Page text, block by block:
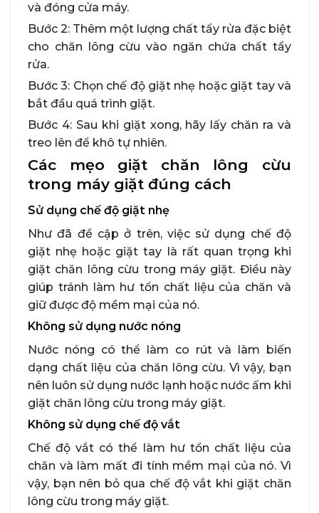
và đóng cửa máy.
Bước 2: Thêm một lượng chất tẩy rửa đặc biệt
cho chăn lông cừu vào ngăn chứa chất tẩy
rửa.
Bước 3: Chọn chế độ giặt nhẹ hoặc giặt tay và
bắt đầu quá trình giặt.
Bước 4: Sau khi giặt xong, hãy lấy chăn ra và
treo lên để khô tự nhiên.
Các mẹo giặt chăn lông cừu
trong máy giặt đúng cách
Sử dụng chế độ giặt nhẹ
Như đã đề cập ở trên, việc sử dụng chế độ
giặt nhẹ hoặc giặt tay là rất quan trọng khi
giặt chăn lông cừu trong máy giặt. Điều này
giúp tránh làm hư tổn chất liệu của chăn và
giữ được độ mềm mại của nó.
Không sử dụng nước nóng
Nước nóng có thể làm co rút và làm biến
dạng chất liệu của chăn lông cừu. Vì vậy, bạn
nên luôn sử dụng nước lạnh hoặc nước ấm khi
giặt chăn lông cừu trong máy giặt.
Không sử dụng chế độ vắt
Chế độ vắt có thể làm hư tổn chất liệu của
chăn và làm mất đi tính mềm mại của nó. Vì
vậy, bạn nên bỏ qua chế độ vắt khi giặt chăn
lông cừu trong máy giặt.